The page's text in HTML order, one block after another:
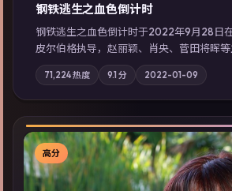
钢铁逃生之血色倒计时
钢铁逃生之血色倒计时于2022年9月28日
皮尔伯格执导，赵丽颖、肖央、菅田将晖
叙事主轴，失踪人口档案牵出跨国灰色产业
地域气质；站内亦可通过「国产免费观看高
展检索同类型高分佳作，畅享高清在线追
71,224热度 9.1 分 2022-01-09
高分